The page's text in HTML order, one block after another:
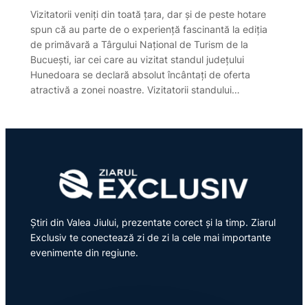
Vizitatorii veniți din toată țara, dar și de peste hotare
spun că au parte de o experiență fascinantă la ediția
de primăvară a Târgului Național de Turism de la
Bucuești, iar cei care au vizitat standul județului
Hunedoara se declară absolut încântați de oferta
atractivă a zonei noastre. Vizitatorii standului…
Știri din Valea Jiului, prezentate corect și la timp. Ziarul
Exclusiv te conectează zi de zi la cele mai importante
evenimente din regiune.